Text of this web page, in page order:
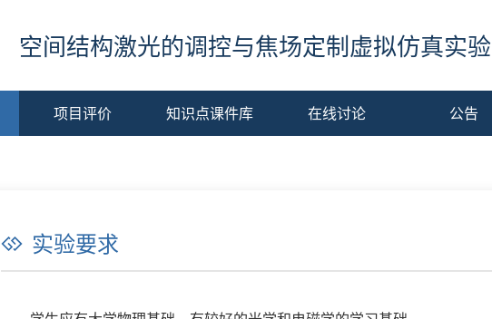
空间结构激光的调控与焦场定制虚拟仿真实验
项目评价 知识点课件库 在线讨论 公告
 实验要求